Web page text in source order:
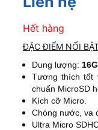
Hết hàng
ĐẶC ĐIỂM NỔI
Dung lượng:
Tương thích tốt
chuẩn MicroSD
Kích cỡ Micro.
Chóng nước, va
Ultra Micro